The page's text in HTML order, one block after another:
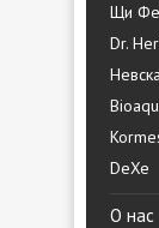
Щи
Dr.
DeXe
О нас